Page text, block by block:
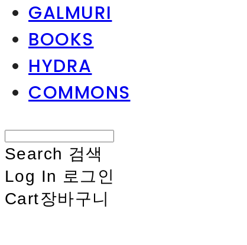
GALMURI
BOOKS
HYDRA
COMMONS
Search 검색
Log In 로그인
Cart장바구니